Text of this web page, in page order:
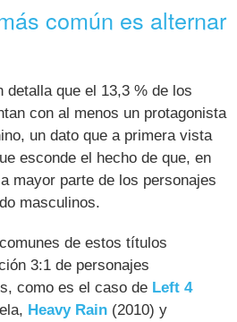
común es alternar
detalla que el 13,3 % de los
con al menos un protagonista
un dato que a primera vista
esconde el hecho de que, en
mayor parte de los personajes
masculinos.
de estos títulos
3:1 de personajes
como es el caso de Left 4
Heavy Rain (2010) y